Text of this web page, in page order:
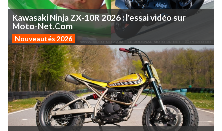
KawasakiNinjaZX-10R 2026:l'essaividéosur
Moto-Net.Com
Nouveautés 2026